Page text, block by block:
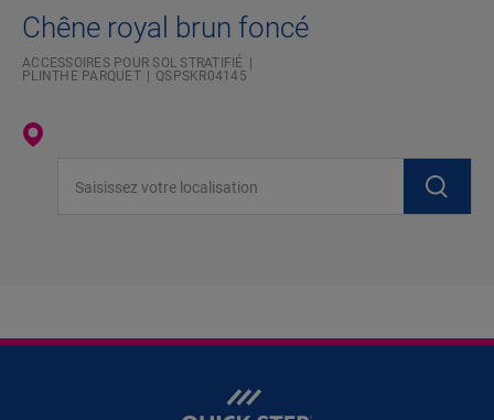
Chêne royal brun foncé
ACCESSOIRES POUR SOL STRATIFIÉ
PLINTHE PARQUET
QSPSKR04145